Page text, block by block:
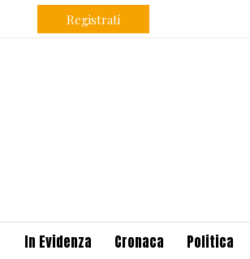
Registrati
In Evidenza Cronaca Politica